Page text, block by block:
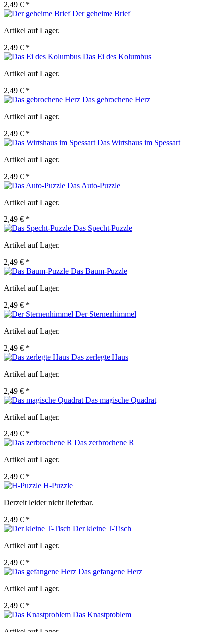
2,49 € *
Der geheime Brief
Artikel auf Lager.
2,49 € *
Das Ei des Kolumbus
Artikel auf Lager.
2,49 € *
Das gebrochene Herz
Artikel auf Lager.
2,49 € *
Das Wirtshaus im Spessart
Artikel auf Lager.
2,49 € *
Das Auto-Puzzle
Artikel auf Lager.
2,49 € *
Das Specht-Puzzle
Artikel auf Lager.
2,49 € *
Das Baum-Puzzle
Artikel auf Lager.
2,49 € *
Der Sternenhimmel
Artikel auf Lager.
2,49 € *
Das zerlegte Haus
Artikel auf Lager.
2,49 € *
Das magische Quadrat
Artikel auf Lager.
2,49 € *
Das zerbrochene R
Artikel auf Lager.
2,49 € *
H-Puzzle
Derzeit leider nicht lieferbar.
2,49 € *
Der kleine T-Tisch
Artikel auf Lager.
2,49 € *
Das gefangene Herz
Artikel auf Lager.
2,49 € *
Das Knastproblem